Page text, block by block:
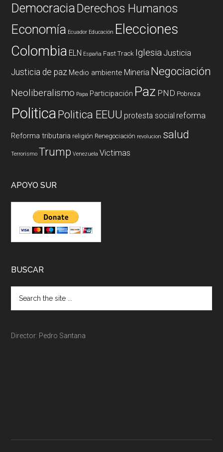
DemocraciaDerechos Humanos
Economía Ecuador Educación Elecciones
Colombia ELN España Fast Track Iglesia Justicia
Justicia de paz Medio ambiente Mineria Negociación
Neoliberalismo Papa Participación Paz PND Pobreza
PoliticaPolitica EEUU protesta social reforma
Reforma tributaria religión Renegociación revolucion salud
Terrorismo Trump Venezuela Victimas
APOYO SUR
BUSCAR
Director: Pedro Santana